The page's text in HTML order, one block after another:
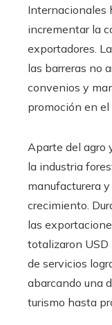
Internacionales
incrementar la
exportadores.
las barreras no
convenios y
promoción en
Aparte del agro
la industria
manufacturera
crecimiento.
las
totalizaron USD
de servicios
abarcando una
turismo hasta